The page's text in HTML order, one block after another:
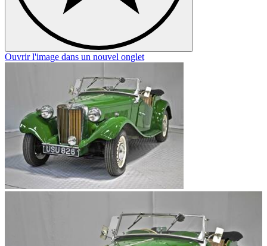
Ouvrir l'image dans un nouvel onglet